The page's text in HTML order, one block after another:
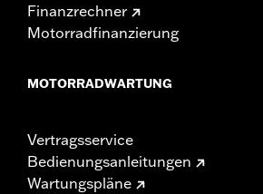
Finanzrechner
Motorradfinanzierung
MOTORRADWARTUNG
Vertragsservice
Bedienungsanleitungen
Wartungspläne